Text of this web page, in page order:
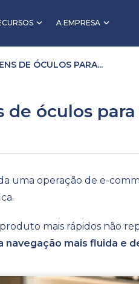
A EMPRESA
DE ÓCULOS PARA...
de óculos
uma operação de e-
mais rápidos não
navegação mais fluida e